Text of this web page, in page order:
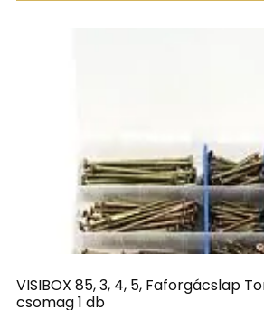
VISIBOX 85, 3, 4, 5, Faforgácslap
csomag 1 db